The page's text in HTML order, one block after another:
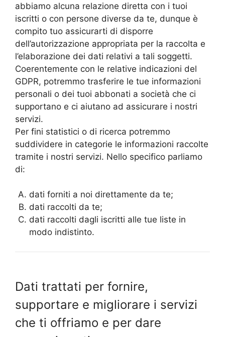
abbiamo alcuna relazione diretta con i tuoi
iscritti o con persone diverse da te, dunque è
compito tuo assicurarti di disporre
dell’autorizzazione appropriata per la raccolta e
l’elaborazione dei dati relativi a tali soggetti.
Coerentemente con le relative indicazioni del
GDPR, potremmo trasferire le tue informazioni
personali o dei tuoi abbonati a società che ci
supportano e ci aiutano ad assicurare i nostri
servizi.
Per fini statistici o di ricerca potremmo
suddividere in categorie le informazioni raccolte
tramite i nostri servizi. Nello specifico parliamo
di:
dati forniti a noi direttamente da te;
dati raccolti da te;
dati raccolti dagli iscritti alle tue liste in
modo indistinto.
Dati trattati per fornire,
supportare e migliorare i servizi
che ti offriamo e per dare